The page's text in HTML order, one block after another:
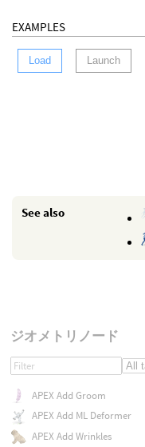
EXAMPLES
Load Launch
See also
ジオメトリノード
APEX Add Groom
APEX Add ML Deformer
APEX Add Wrinkles